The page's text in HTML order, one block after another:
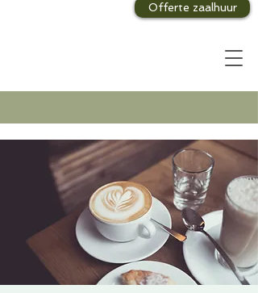
Offerte zaalhuur